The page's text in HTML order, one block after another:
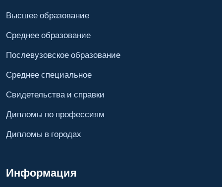
Высшее образование
Среднее образование
Послевузовское образование
Среднее специальное
Свидетельства и справки
Дипломы по профессиям
Дипломы в городах
Информация